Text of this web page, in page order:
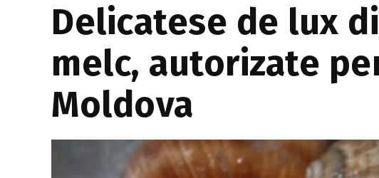
Delicatese de lux
melc, autorizate
Moldova